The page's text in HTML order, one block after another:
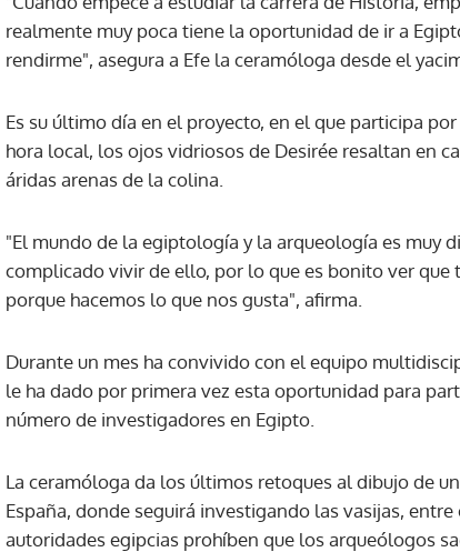
Gracias por
realmente muy poca tiene la oportunidad de ir a
rendirme", asegura a Efe la ceramóloga desde el
Es su último día en el proyecto, en el que participa
hora local, los ojos vidriosos de Desirée resaltan en
áridas arenas de la colina.
"El mundo de la egiptología y la arqueología es muy
complicado vivir de ello, por lo que es bonito ver
porque hacemos lo que nos gusta", afirma.
Durante un mes ha convivido con el equipo
le ha dado por primera vez esta oportunidad para
número de investigadores en Egipto.
La ceramóloga da los últimos retoques al dibujo de
España, donde seguirá investigando las vasijas,
autoridades egipcias prohíben que los arqueólogos